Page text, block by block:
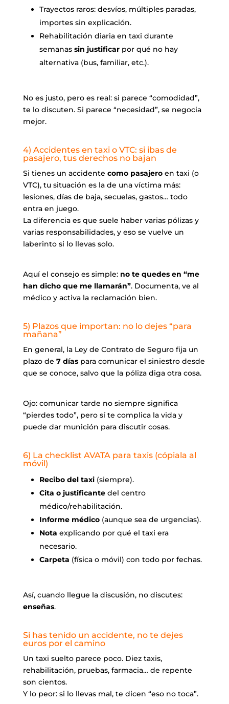
Trayectos raros: desvíos, múltiples paradas,
importes sin explicación.
Rehabilitación diaria en taxi durante
semanas sin justificarpor qué no hay
alternativa (bus, familiar, etc.).
No es justo, pero es real: si parece “comodidad”,
te lo discuten. Si parece “necesidad”, se negocia
mejor.
4) Accidentes en taxi o VTC: si ibas de
pasajero, tus derechos no bajan
Si tienes un accidente como pasajeroen taxi (o
VTC), tu situación es la de una víctima más:
lesiones, días de baja, secuelas, gastos… todo
entra en juego.
La diferencia es que suele haber varias pólizas y
varias responsabilidades, y eso se vuelve un
laberinto si lo llevas solo.
Aquí el consejo es simple: no te quedes en “me
han dicho que me llamarán”. Documenta, ve al
médico y activa la reclamación bien.
5) Plazos que importan: no lo dejes “para
mañana”
En general, la Ley de Contrato de Seguro fija un
plazo de 7 díaspara comunicar el siniestro desde
que se conoce, salvo que la póliza diga otra cosa.
Ojo: comunicar tarde no siempre significa
“pierdes todo”, pero sí te complica la vida y
puede dar munición para discutir cosas.
6) La checklist AVATA para taxis (cópiala al
móvil)
Recibo del taxi(siempre).
Cita o justificantedel centro
médico/rehabilitación.
Informe médico(aunque sea de urgencias).
Nota explicando por qué el taxi era
necesario.
Carpeta (física o móvil) con todo por fechas.
Así, cuando llegue la discusión, no discutes:
enseñas.
Si has tenido un accidente, no te dejes
euros por el camino
Un taxi suelto parece poco. Diez taxis,
rehabilitación, pruebas, farmacia… de repente
son cientos.
Y lo peor: si lo llevas mal, te dicen “eso no toca”.